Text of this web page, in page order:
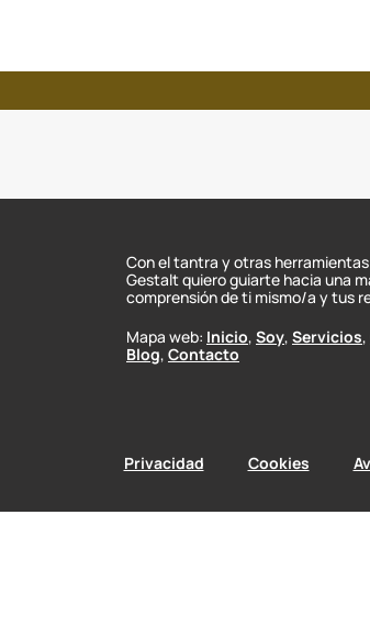
Con el tantra y otras
Gestalt quiero guiarte hacia una
comprensión de ti mismo/a y tus
Mapa web: Inicio, Soy, Servicios,
Blog, Contacto
Privacidad Cookies